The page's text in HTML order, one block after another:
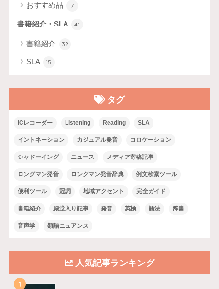
おすすめ品 7
書籍紹介・SLA 41
書籍紹介 32
SLA 15
タグ
ICレコーダー Listening Reading SLA
イントネーション カジュアル発音 コロケーション
シャドーイング ニュース メディア寄稿記事
ロングマン発音 ロングマン発音辞典 例文検索ツール
便利ツール 冠詞 地域アクセント 完全ガイド
書籍紹介 殿堂入り記事 発音 英検 語法 辞書
音声学 類語ニュアンス
人気記事ランキング
1